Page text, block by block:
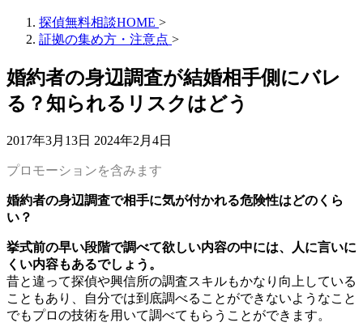
探偵無料相談HOME >
証拠の集め方・注意点 >
婚約者の身辺調査が結婚相手側にバレ
る？知られるリスクはどう
2017年3月13日 2024年2月4日
プロモーションを含みます
婚約者の身辺調査で相手に気が付かれる危険性はどのくら
い？
挙式前の早い段階で調べて欲しい内容の中には、人に言いに
くい内容もあるでしょう。
昔と違って探偵や興信所の調査スキルもかなり向上している
こともあり、自分では到底調べることができないようなこと
でもプロの技術を用いて調べてもらうことができます。